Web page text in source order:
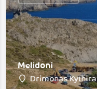
Melidoni
Drimonas Kythira